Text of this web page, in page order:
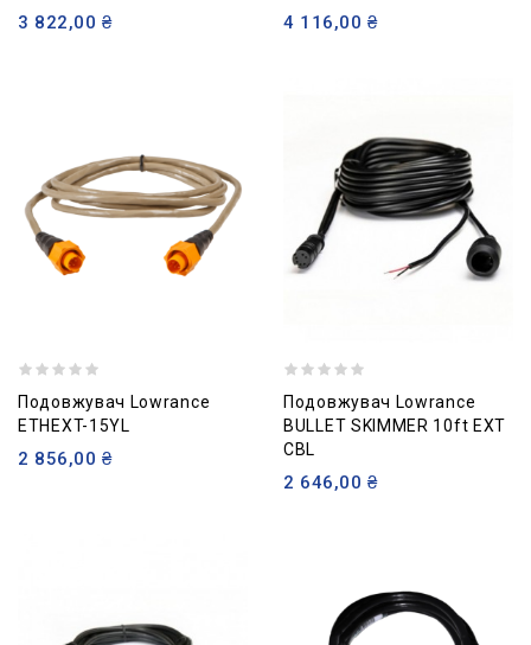
3 822,00 ₴ 4 116,00 ₴
Подовжувач Lowrance
ETHEXT-15YL
2 856,00 ₴
Подовжувач Lowrance
BULLET SKIMMER 10ft EXT
CBL
2 646,00 ₴